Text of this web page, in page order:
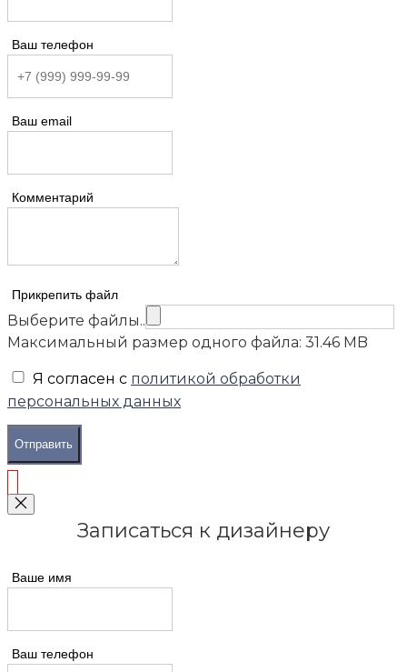
Ваш телефон
Ваш email
Комментарий
Прикрепить файл
Выберите файлы..
Максимальный размер одного файла: 31.46 MB
Я согласен с политикой обработки
персональных данных
Отправить
Записаться к дизайнеру
Ваше имя
Ваш телефон